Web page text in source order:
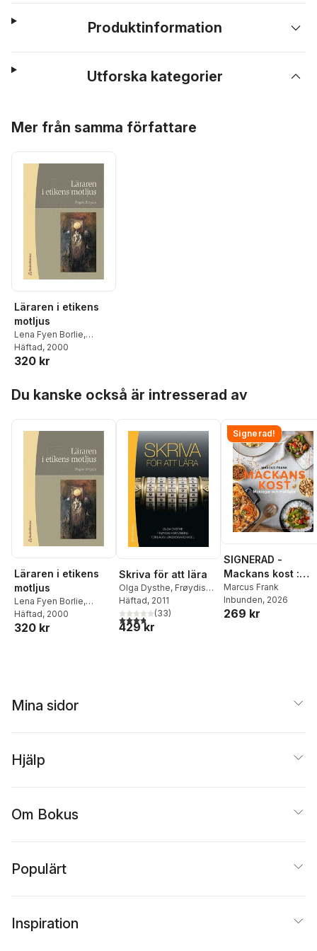
Produktinformation
Utforska kategorier
Mer från samma författare
Läraren i etikens
motljus
Lena Fyen Borlie,
Tryggve Bergem
Häftad, 2000
320 kr
Du kanske också är intresserad av
Läraren i etikens
motljus
Lena Fyen Borlie,
Tryggve Bergem
Häftad, 2000
320 kr
Skriva för att lära
Olga Dysthe, Frøydis
Hertzberg,Torlaug
Løkensgard Hoel
Häftad, 2011
3,8utav 5 stjärnor. Totalt antal röster:
(33)
429 kr
Signerad!
SIGNERAD -
Mackans kost :
Middagar och
matlådor
Marcus Frank
Inbunden, 2026
269 kr
Mina sidor
Hjälp
Om Bokus
Populärt
Inspiration